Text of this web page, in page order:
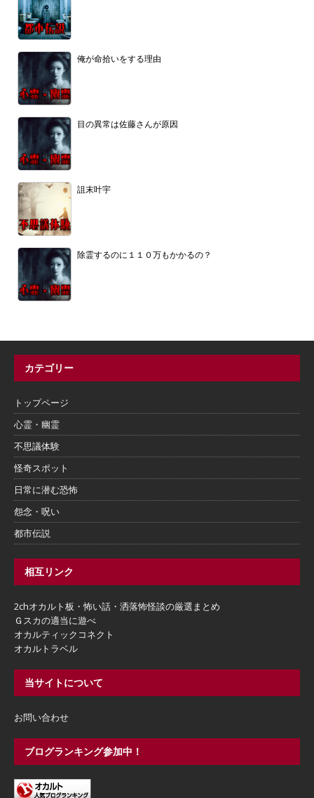
俺が命拾いをする理由
目の異常は佐藤さんが原因
詛末叶宇
除霊するのに１１０万もかかるの？
カテゴリー
トップページ
心霊・幽霊
不思議体験
怪奇スポット
日常に潜む恐怖
怨念・呪い
都市伝説
相互リンク
2chオカルト板・怖い話・洒落怖怪談の厳選まとめ
Ｇスカの適当に遊べ
オカルティックコネクト
オカルトラベル
当サイトについて
お問い合わせ
ブログランキング参加中！